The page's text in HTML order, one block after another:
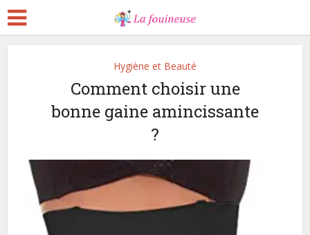
Hygiène et Beauté
Comment choisir une
bonne gaine amincissante
?